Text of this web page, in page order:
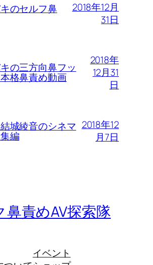
のセルフ鼻
2018年12月
31日
の三方向鼻フッ
格鼻責め動画
2018年
12月31
日
城綾音のシネマ
編
2018年12
月7日
鼻責めAV探索隊
イベント